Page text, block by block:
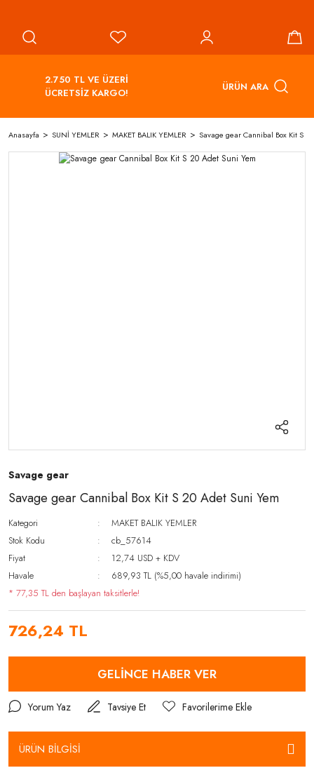
2.750 TL VE ÜZERİ
ÜCRETSİZ KARGO!
ÜRÜN ARA
Anasayfa SUNİ YEMLER MAKET BALIK YEMLER Savage gear Cannibal Box Kit S
Savage gear
Savage gear Cannibal Box Kit S 20 Adet Suni Yem
Kategori
MAKET BALIK YEMLER
Stok Kodu
cb_57614
Fiyat
12,74 USD + KDV
Havale
689,93 TL (%5,00 havale indirimi)
* 77,35 TL den başlayan taksitlerle!
726,24 TL
GELİNCE HABER VER
Yorum Yaz Tavsiye Et
ÜRÜN BİLGİSİ